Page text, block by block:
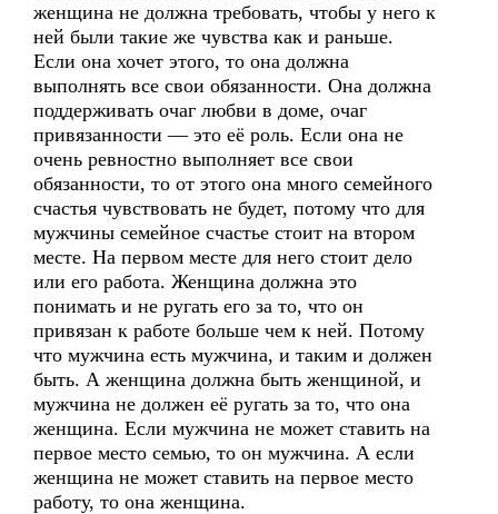
женщина не должна требовать, чтобы у него к
ней были такие же чувства как и раньше.
Если она хочет этого, то она должна
выполнять все свои обязанности. Она должна
поддерживать очаг любви в доме, очаг
привязанности — это её роль. Если она не
очень ревностно выполняет все свои
обязанности, то от этого она много семейного
счастья чувствовать не будет, потому что для
мужчины семейное счастье стоит на втором
месте. На первом месте для него стоит дело
или его работа. Женщина должна это
понимать и не ругать его за то, что он
привязан к работе больше чем к ней. Потому
что мужчина есть мужчина, и таким и должен
быть. А женщина должна быть женщиной, и
мужчина не должен её ругать за то, что она
женщина. Если мужчина не может ставить на
первое место семью, то он мужчина. А если
женщина не может ставить на первое место
работу, то она женщина.